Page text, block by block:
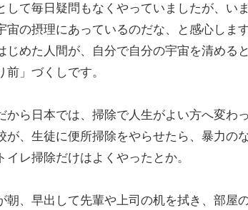
て毎日疑問もなくやっていましたが、い
宙の摂理にあっているのだな、と感心しま
めた人間が、自分で自分の宇宙を清める
」づくしです。
ら日本では、掃除で人生がよい方へ変わ
、生徒に便所掃除をやらせたら、暴力の
レ掃除だけはよくやったとか。
、早出して先輩や上司の机を拭き、部屋